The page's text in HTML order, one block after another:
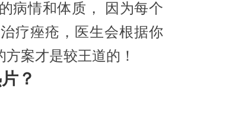
病情和体质， 因为每个
疗痤疮，医生会根据你
案才是较王道的！
？